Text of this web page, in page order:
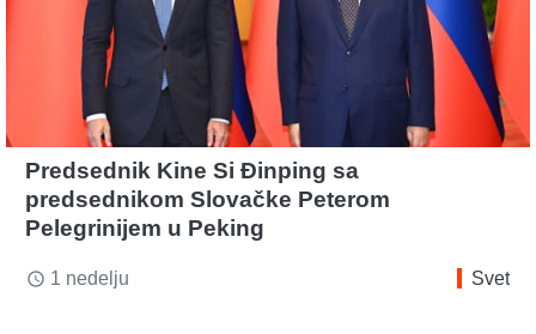
Predsednik Kine Si Đinping sa
predsednikom Slovačke Peterom
Pelegrinijem u Peking
access_time 1 nedelju Svet